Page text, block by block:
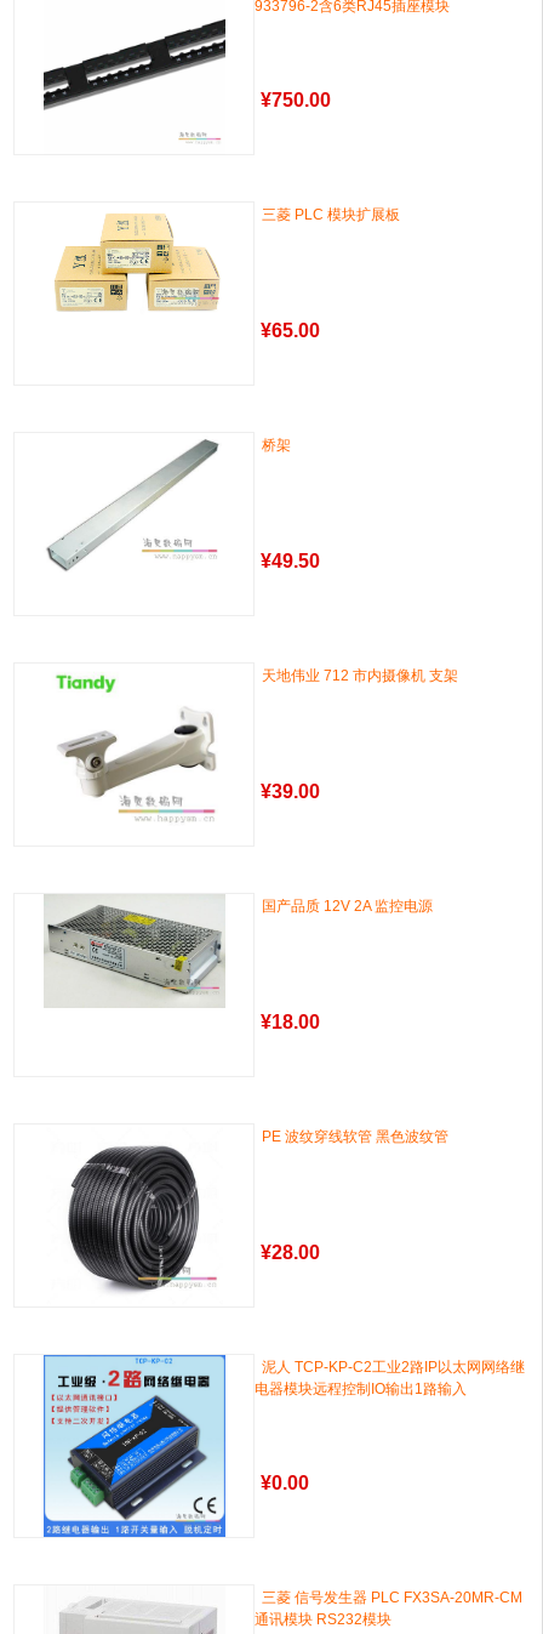
933796-2含6类RJ45插座模块
¥750.00
三菱 PLC 模块扩展板
¥65.00
桥架
¥49.50
天地伟业 712 市内摄像机 支架
¥39.00
国产品质 12V 2A 监控电源
¥18.00
PE 波纹穿线软管 黑色波纹管
¥28.00
泥人 TCP-KP-C2工业2路IP以太网网络继
电器模块远程控制IO输出1路输入
¥0.00
三菱 信号发生器 PLC FX3SA-20MR-CM
通讯模块 RS232模块